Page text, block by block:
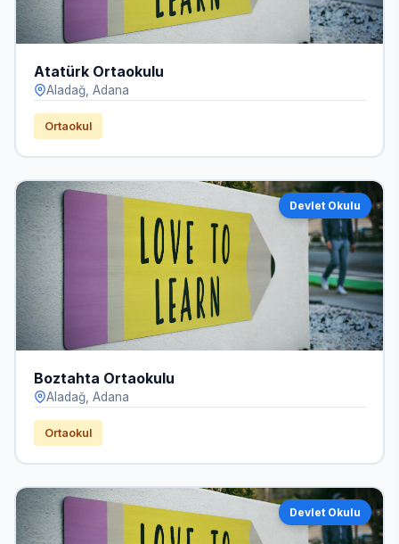
Atatürk Ortaokulu
Aladağ, Adana
Ortaokul
Devlet Okulu
Boztahta Ortaokulu
Aladağ, Adana
Ortaokul
Devlet Okulu